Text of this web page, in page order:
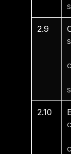
2.9
2.10